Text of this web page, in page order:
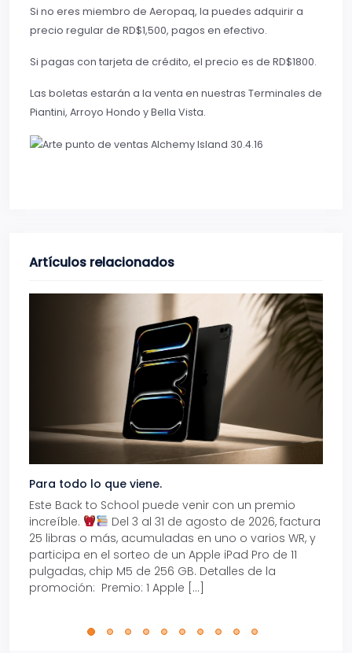
Si no eres miembro de Aeropaq, la puedes adquirir a
precio regular de RD$1,500, pagos en efectivo.
Si pagas con tarjeta de crédito, el precio es de RD$1800.
Las boletas estarán a la venta en nuestras Terminales de
Piantini, Arroyo Hondo y Bella Vista.
Artículos relacionados
Para todo lo que viene.
Este Back to School puede venir con un premio
increíble.
Del 3 al 31 de agosto de 2026, factura
25 libras o más, acumuladas en uno o varios WR, y
participa en el sorteo de un Apple iPad Pro de 11
pulgadas, chip M5 de 256 GB. Detalles de la
promoción: Premio: 1 Apple […]